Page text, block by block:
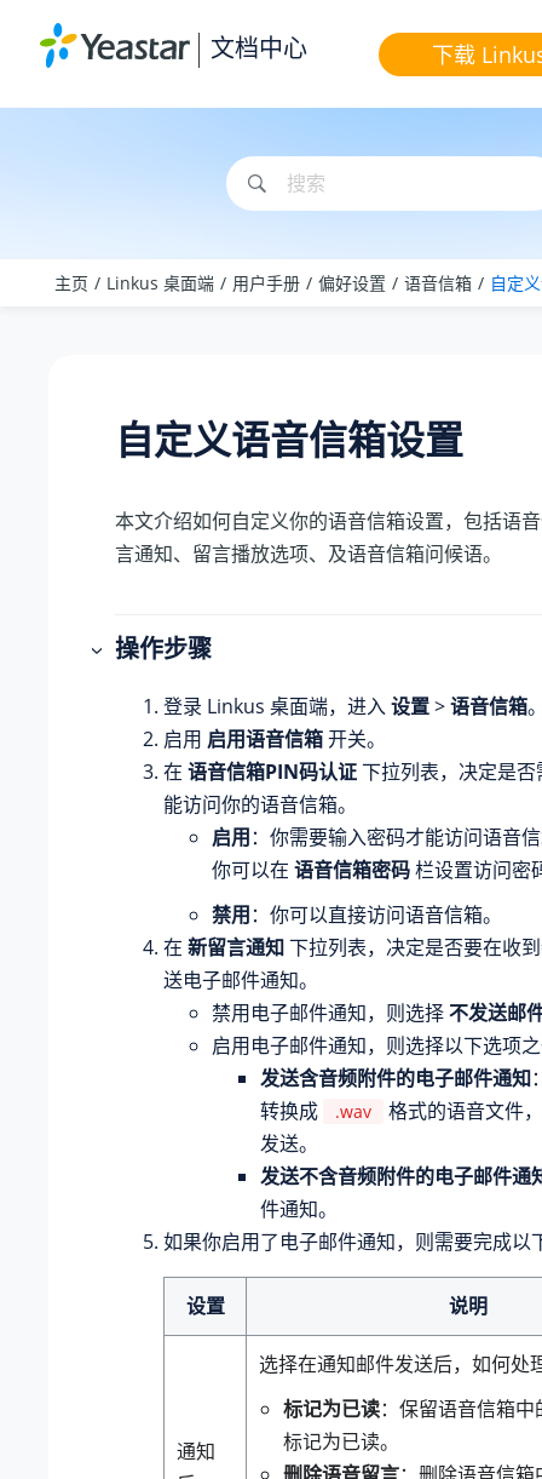
文档中心 下载
主页 Linkus 桌面端 用户手册 偏好设置 语音信箱 自定
自定义语音信箱设置
本文介绍如何自定义你的语音信箱设置，包括语
言通知、留言播放选项、及语音信箱问候语。
操作步骤
登录 Linkus 桌面端，进入设置>语音信箱
启用 启用语音信箱开关。
在 语音信箱PIN码认证下拉列表，决定是
能访问你的语音信箱。
启用：你需要输入密码才能访问语音
你可以在 语音信箱密码栏设置访问密
禁用：你可以直接访问语音信箱。
在 新留言通知下拉列表，决定是否要在收
送电子邮件通知。
禁用电子邮件通知，则选择不发送邮
启用电子邮件通知，则选择以下选项
发送含音频附件的电子邮件通知
转换成
.wav
格式的语音文件
发送。
发送不含音频附件的电子邮件通
件通知。
如果你启用了电子邮件通知，则需要完成以
设置 说明
通知
选择在通知邮件发送后，如何处
标记为已读：保留语音信箱
标记为已读。